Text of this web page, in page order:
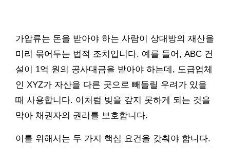
가압류는 돈을 받아야 하는 사람이 상대방의 재산을
미리 묶어두는 법적 조치입니다. 예를 들어, ABC 건
설이 1억 원의 공사대금을 받아야 하는데, 도급업체
인 XYZ가 자산을 다른 곳으로 빼돌릴 우려가 있을
때 사용합니다. 이처럼 빚을 갚지 못하게 되는 것을
막아 채권자의 권리를 보호합니다.
이를 위해서는 두 가지 핵심 요건을 갖춰야 합니다.